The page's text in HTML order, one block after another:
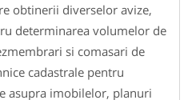
obtinerii diverselor avize,
determinarea volumelor de
si comasari de
cadastrale pentru
asupra imobilelor, planuri